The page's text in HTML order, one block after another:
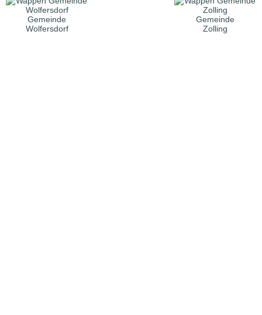
Gemeinde
Wolfersdorf
Gemeinde
Zolling